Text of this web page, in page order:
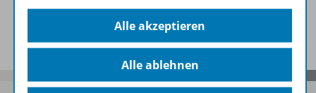
Alle akzeptieren
Alle ablehnen